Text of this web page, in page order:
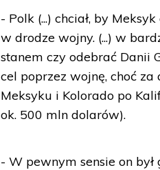
- Polk (...) chciał, by
w drodze wojny. (...) w
stanem czy odebrać Danii
cel poprzez wojnę, choć
Meksyku i Kolorado po
ok. 500 mln dolarów).
- W pewnym sensie on